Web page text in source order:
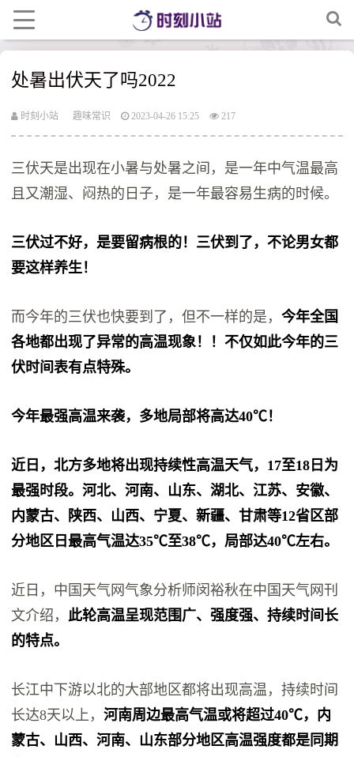
处暑出伏天了吗2022
时刻小站 趣味常识 2023-04-26 15:25 217
三伏天是出现在小暑与处暑之间，是一年中气温最高
且又潮湿、闷热的日子，是一年最容易生病的时候。
三伏过不好，是要留病根的！三伏到了，不论男女都
要这样养生！
而今年的三伏也快要到了，但不一样的是，今年全国
各地都出现了异常的高温现象！！不仅如此今年的三
伏时间表有点特殊。
今年最强高温来袭，多地局部将高达40℃！
近日，北方多地将出现持续性高温天气，17至18日为
最强时段。河北、河南、山东、湖北、江苏、安徽、
内蒙古、陕西、山西、宁夏、新疆、甘肃等12省区部
分地区日最高气温达35℃至38℃，局部达40℃左右。
近日，中国天气网气象分析师闵裕秋在中国天气网刊
文介绍，此轮高温呈现范围广、强度强、持续时间长
的特点。
长江中下游以北的大部地区都将出现高温，持续时间
长达8天以上，河南周边最高气温或将超过40℃，内
蒙古、山西、河南、山东部分地区高温强度都是同期